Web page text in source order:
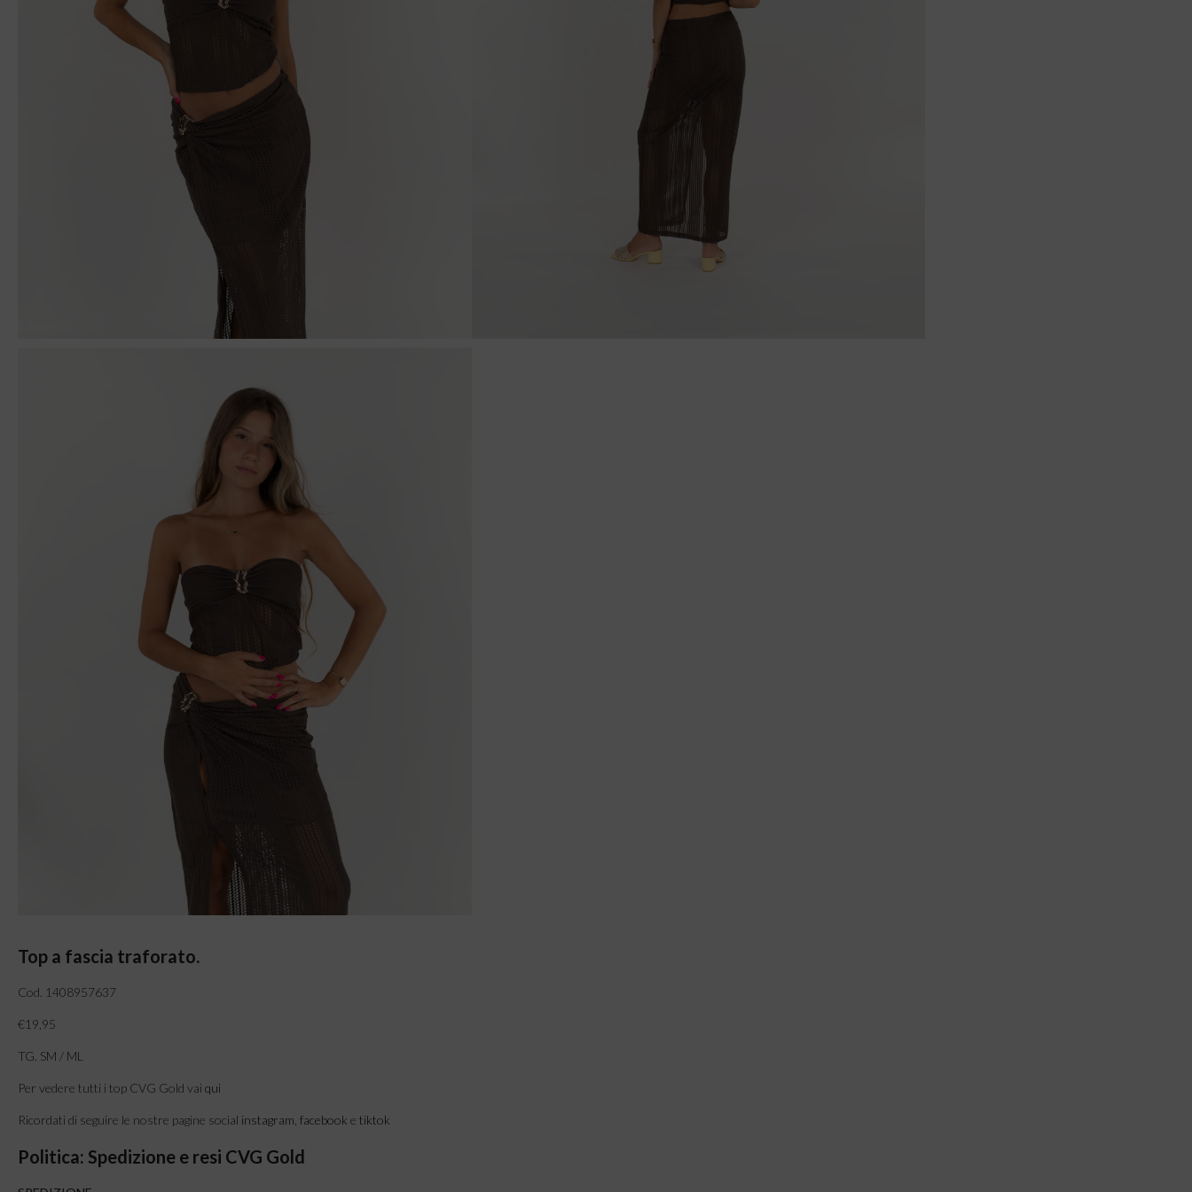
Top a fascia traforato.
Cod. 1408957637
€19,95
TG. SM / ML
Per vedere tutti i top CVG Gold vai qui
Ricordati di seguire le nostre pagine social instagram facebook e tiktok
Politica: Spedizione e resi CVG Gold